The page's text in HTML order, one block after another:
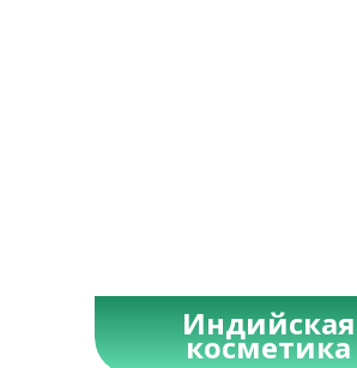
Индийская
косметика